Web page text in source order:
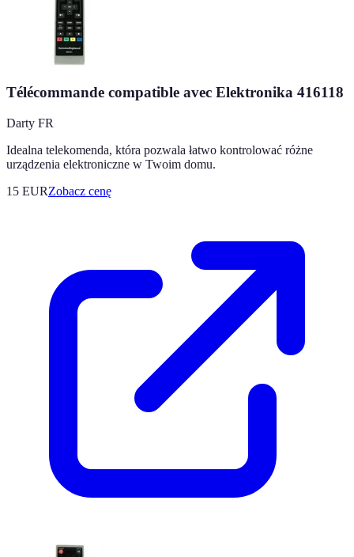
Télécommande compatible avec Elektronika 416118
Darty FR
Idealna telekomenda, która pozwala łatwo kontrolować różne
urządzenia elektroniczne w Twoim domu.
15 EURZobacz cenę